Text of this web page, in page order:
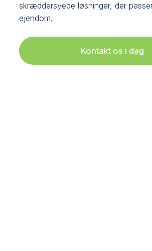
skræddersyede løsninger, der
ejendom.
Kontakt os i dag